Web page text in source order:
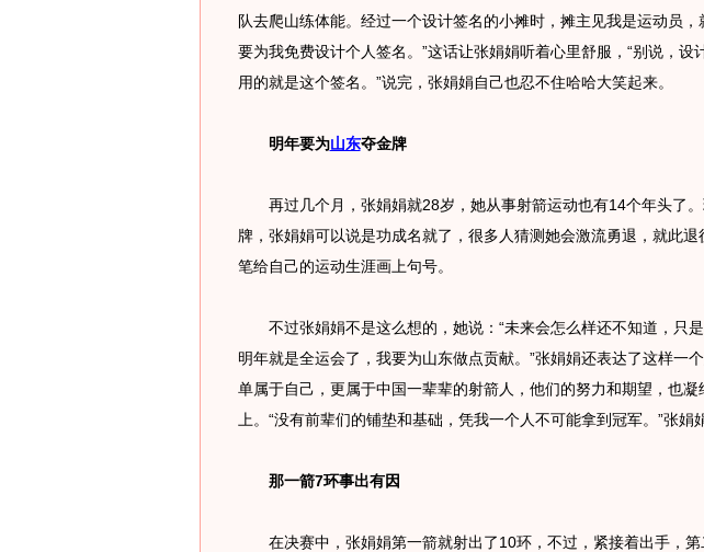
队去爬山练体能。经过一个设计签名的小摊时，摊主见我是运动员，
要为我免费设计个人签名。”这话让张娟娟听着心里舒服，“别说，设
用的就是这个签名。”说完，张娟娟自己也忍不住哈哈大笑起来。
明年要为山东夺金牌
再过几个月，张娟娟就28岁，她从事射箭运动也有14个年头了。
牌，张娟娟可以说是功成名就了，很多人猜测她会激流勇退，就此退
笔给自己的运动生涯画上句号。
不过张娟娟不是这么想的，她说：“未来会怎么样还不知道，只是
明年就是全运会了，我要为山东做点贡献。”张娟娟还表达了这样一
单属于自己，更属于中国一辈辈的射箭人，他们的努力和期望，也凝
上。“没有前辈们的铺垫和基础，凭我一个人不可能拿到冠军。”张娟
那一箭7环事出有因
在决赛中，张娟娟第一箭就射出了10环，不过，紧接着出手，第